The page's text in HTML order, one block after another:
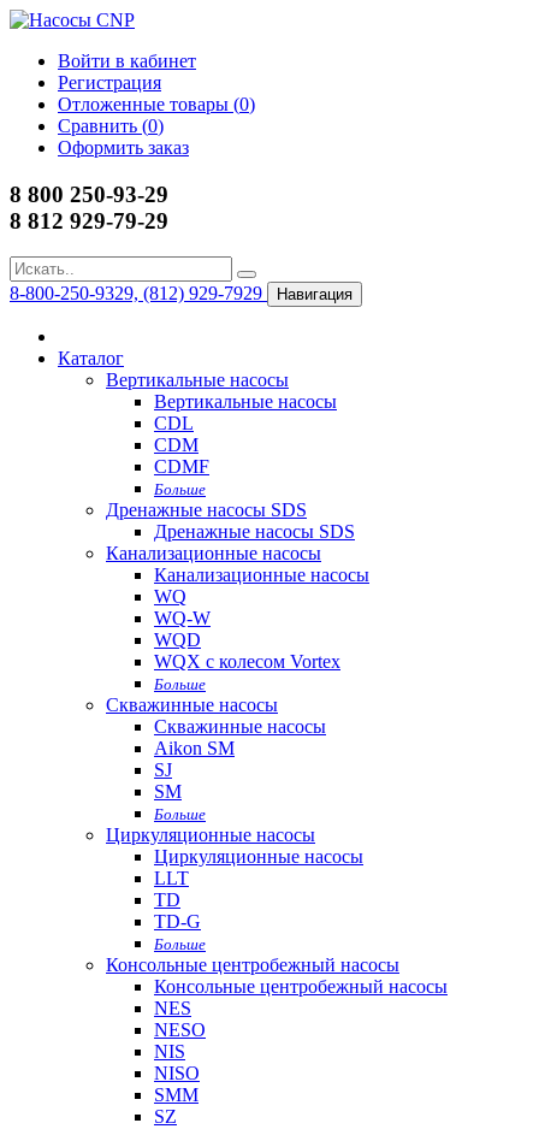
Войти в кабинет
Регистрация
Отложенные товары (0)
Сравнить (0)
Оформить заказ
8 800 250-93-29
8 812 929-79-29
8-800-250-9329, (812) 929-7929 Навигация
Каталог
Вертикальные насосы
Вертикальные насосы
CDL
CDM
CDMF
Больше
Дренажные насосы SDS
Дренажные насосы SDS
Канализационные насосы
Канализационные насосы
WQ
WQ-W
WQD
WQX с колесом Vortex
Больше
Скважинные насосы
Скважинные насосы
Aikon SM
SJ
SM
Больше
Циркуляционные насосы
Циркуляционные насосы
LLT
TD
TD-G
Больше
Консольные центробежный насосы
Консольные центробежный насосы
NES
NESO
NIS
NISO
SMM
SZ